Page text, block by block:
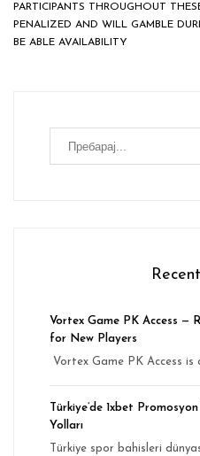
PARTICIPANTS THROUGHOUT
PENALIZED AND WILL GAMBLE
BE ABLE AVAILABILITY
Vortex Game PK Access —
for New Players
Vortex Game PK Access is
Türkiye’de 1xbet
Yolları
Türkiye spor bahisleri